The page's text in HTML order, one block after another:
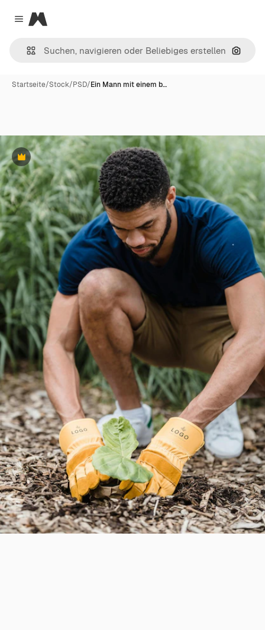
Close menu
Magnific
Nach
Startseite/Stock/PSD/Ein Mann mit einem b…
Premium